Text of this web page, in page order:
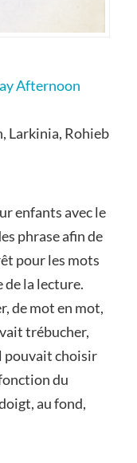
Afternoon
Larkinia, Rohieb
enfants avec le
phrase afin de
pour les mots
la lecture.
de mot en mot,
trébucher,
pouvait choisir
du
au fond,